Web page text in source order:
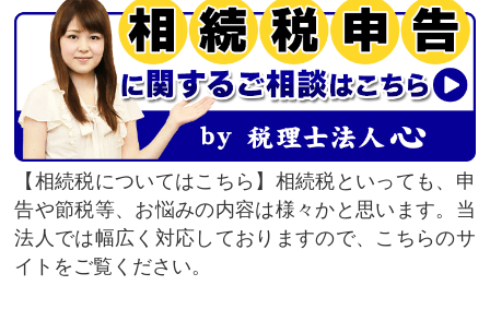
相続税についてはこちら
相続税といっても、申
告や節税等、お悩みの内容は様々かと思います。当
法人では幅広く対応しておりますので、こちらのサ
イトをご覧ください。